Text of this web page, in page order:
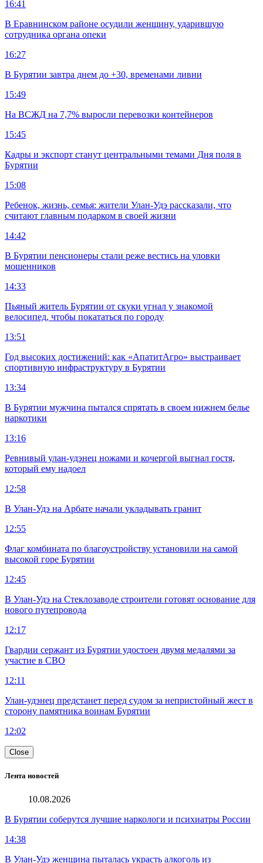
16:41
В Еравнинском районе осудили женщину, ударившую
сотрудника органа опеки
16:27
В Бурятии завтра днем до +30, временами ливни
15:49
На ВСЖД на 7,7% выросли перевозки контейнеров
15:45
Кадры и экспорт станут центральными темами Дня поля в
Бурятии
15:08
Ребенок, жизнь, семья: жители Улан-Удэ рассказали, что
считают главным подарком в своей жизни
14:42
В Бурятии пенсионеры стали реже вестись на уловки
мошенников
14:33
Пьяный житель Бурятии от скуки угнал у знакомой
велосипед, чтобы покататься по городу
13:51
Год высоких достижений: как «АпатитАгро» выстраивает
спортивную инфраструктуру в Бурятии
13:34
В Бурятии мужчина пытался спрятать в своем нижнем белье
наркотики
13:16
Ревнивый улан-удэнец ножами и кочергой выгнал гостя,
который ему надоел
12:58
В Улан-Удэ на Арбате начали укладывать гранит
12:55
Флаг комбината по благоустройству установили на самой
высокой горе Бурятии
12:45
В Улан-Удэ на Стеклозаводе строители готовят основание для
нового путепровода
12:17
Гвардии сержант из Бурятии удостоен двумя медалями за
участие в СВО
12:11
Улан-удэнец предстанет перед судом за непристойный жест в
сторону памятника воинам Бурятии
12:02
Close
Лента новостей
10.08.2026
В Бурятии соберутся лучшие наркологи и психиатры России
14:38
В Улан-Удэ женщина пыталась украсть алкоголь из